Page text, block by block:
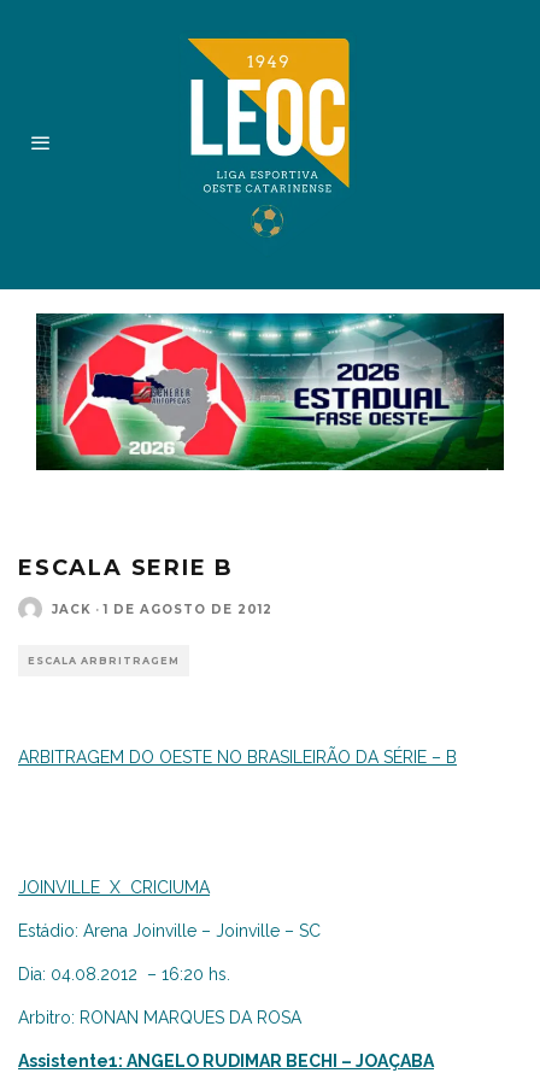
ESCALA SERIE B
JACK · 1 DE AGOSTO DE 2012
ESCALA ARBRITRAGEM
ARBITRAGEM DO OESTE NO BRASILEIRÃO DA SÉRIE – B
JOINVILLE X CRICIUMA
Estádio: Arena Joinville – Joinville – SC
Dia: 04.08.2012 – 16:20 hs.
Arbitro: RONAN MARQUES DA ROSA
Assistente1: ANGELO RUDIMAR BECHI – JOAÇABA